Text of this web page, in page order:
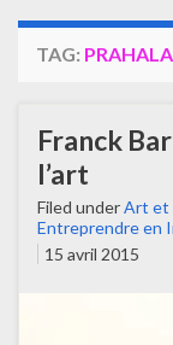
TAG:
Franck
l’art
Filed underArt et
Entreprendre en
15 avril 2015